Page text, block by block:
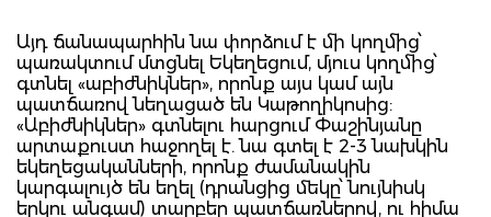
Այդ ճանապարհին նա փորձում է մի կողմից՝
պառակտում մտցնել Եկեղեցում, մյուս կողմից՝
գտնել «աբիժնիկներ», որոնք այս կամ այն
պատճառով նեղացած են Կաթողիկոսից:
«Աբիժնիկներ» գտնելու հարցում Փաշինյանը
արտաքուստ հաջողել է. նա գտել է 2-3 նախկին
եկեղեցականների, որոնք ժամանակին
կարգալույծ են եղել (դրանցից մեկը՝ նույնիսկ
երկու անգամ) տարբեր պատճառներով, ու հիմա